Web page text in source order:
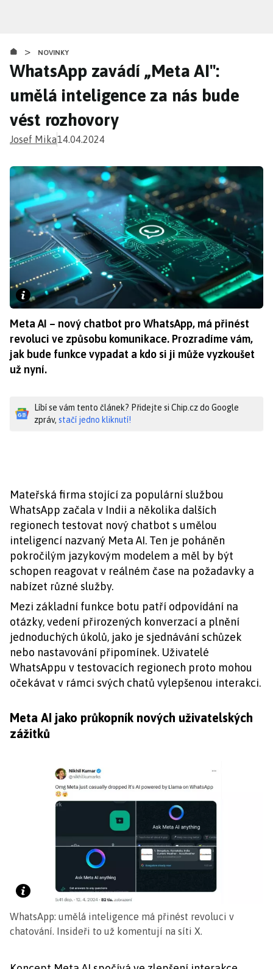
obsahu
> NOVINKY
WhatsApp zavádí „Meta AI":
umělá inteligence za nás bude
vést rozhovory
Josef Mika14.04.2024
Meta AI – nový chatbot pro WhatsApp, má přinést
revoluci ve způsobu komunikace. Prozradíme vám,
jak bude funkce vypadat a kdo si ji může vyzkoušet
už nyní.
Líbí se vám tento článek? Přidejte si Chip.cz do Google
zpráv, stačí jedno kliknutí!
Mateřská firma stojící za populární službou
WhatsApp začala v Indii a několika dalších
regionech testovat nový chatbot s umělou
inteligencí nazvaný Meta AI. Ten je poháněn
pokročilým jazykovým modelem a měl by být
schopen reagovat v reálném čase na požadavky a
nabízet různé služby.
Mezi základní funkce botu patří odpovídání na
otázky, vedení přirozených konverzací a plnění
jednoduchých úkolů, jako je sjednávání schůzek
nebo nastavování připomínek. Uživatelé
WhatsAppu v testovacích regionech proto mohou
očekávat v rámci svých chatů vylepšenou interakci.
Meta AI jako průkopník nových uživatelských
zážitků
WhatsApp: umělá inteligence má přinést revoluci v
chatování. Insideři to už komentují na síti X.